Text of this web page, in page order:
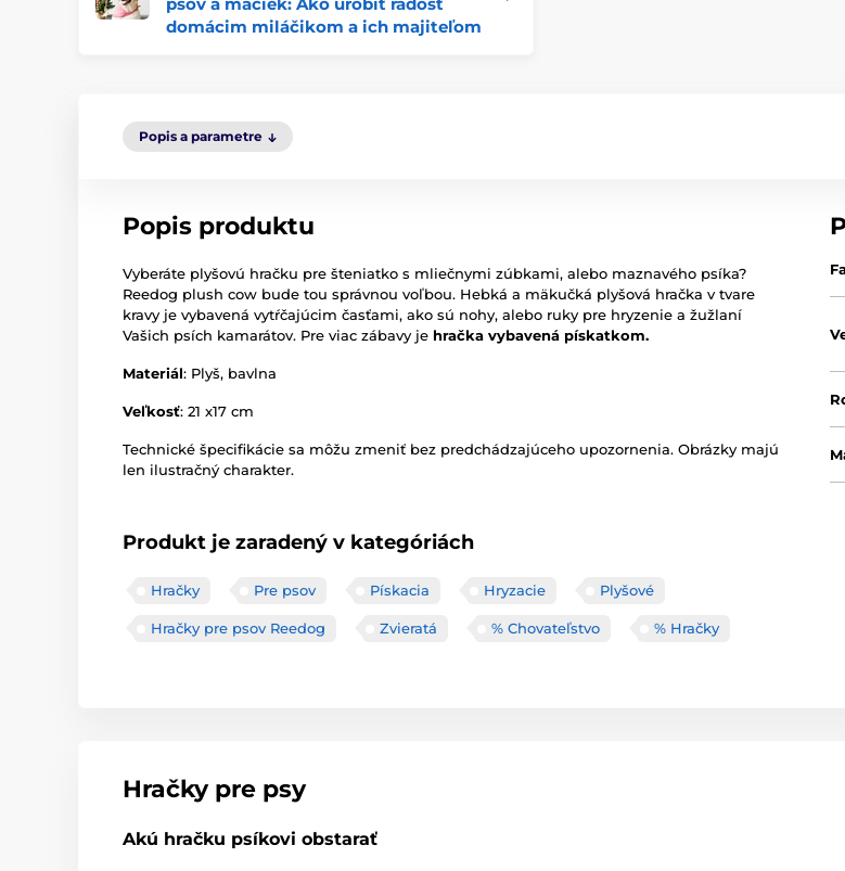
domácim miláčikom a ich majiteľom
Popis a parametre
Popis produktu
Vyberáte plyšovú hračku pre šteniatko s mliečnymi zúbkami, alebo maznavého psíka?
Reedog plush cow bude tou správnou voľbou. Hebká a mäkučká plyšová hračka v tvare
kravy je vybavená vytŕčajúcim časťami, ako sú nohy, alebo ruky pre hryzenie a žužlaní
Vašich psích kamarátov. Pre viac zábavy je hračka vybavená pískatkom.
Materiál: Plyš, bavlna
Veľkosť: 21 x17 cm
Technické špecifikácie sa môžu zmeniť bez predchádzajúceho upozornenia. Obrázky majú
len ilustračný charakter.
Produkt je zaradený v kategóriách
Hračky Pre psov Pískacia Hryzacie Plyšové
Hračky pre psov Reedog Zvieratá % Chovateľstvo % Hračky
Hračky pre psy
Akú hračku psíkovi obstarať